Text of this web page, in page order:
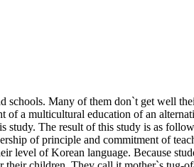
schools. Many of them don`t get well
of a multicultural education of an
The result of this study is as
of principle and commitment of
level of Korean language. Because